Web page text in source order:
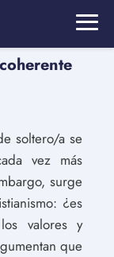
soltero/a se
vez más
surge
¿es
valores y
que